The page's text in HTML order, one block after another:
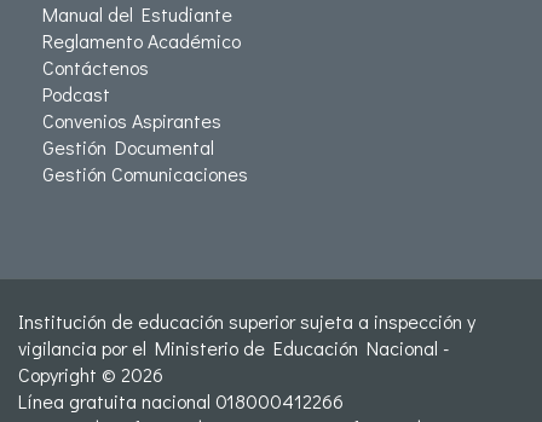
Manual del Estudiante
Reglamento Académico
Contáctenos
Podcast
Convenios Aspirantes
Gestión Documental
Gestión Comunicaciones
Institución de educación superior sujeta a inspección y
vigilancia por el Ministerio de Educación Nacional -
Copyright © 2026
Línea gratuita nacional 018000412266